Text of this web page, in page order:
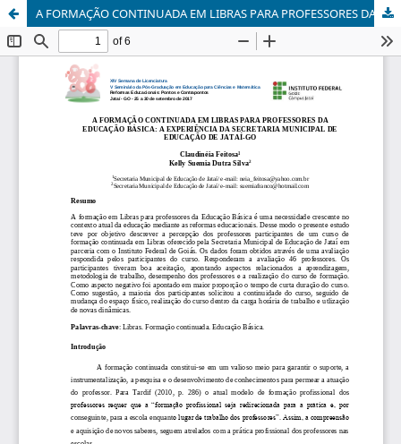
A FORMAÇÃO CONTINUADA EM LIBRAS PARA PROFESSORES DA EDUCAÇÃO BÁSICA: A EXPERIÊNCIA DA SECRETARIA MUNICIPAL DE EDUCAÇÃO DE JATAÍ-GO